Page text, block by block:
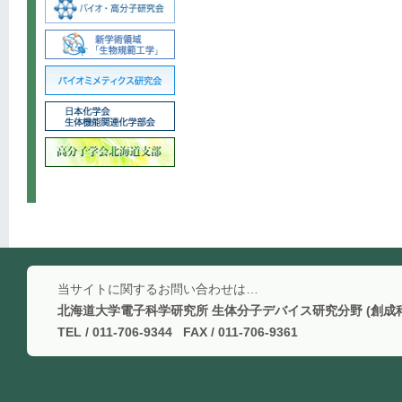
当サイトに関するお問い合わせは…
北海道大学電子科学研究所 生体分子デバイス研究分野 (創成
TEL / 011-706-9344 FAX / 011-706-9361